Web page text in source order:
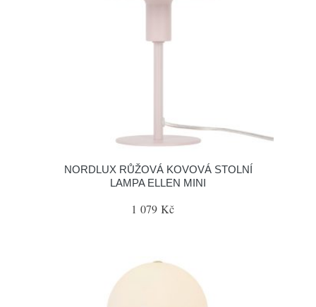
NORDLUX RŮŽOVÁ KOVOVÁ STOLNÍ
LAMPA ELLEN MINI
1 079 Kč